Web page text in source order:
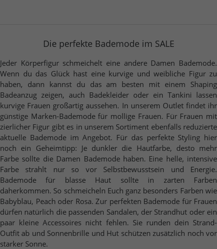
Die perfekte Bademode im SALE
Jeder Körperfigur schmeichelt eine andere Damen Bademode.
Wenn du das Glück hast eine kurvige und weibliche Figur zu
haben, dann kannst du das am besten mit einem Shaping
Badeanzug zeigen, auch Badekleider oder ein Tankini lassen
kurvige Frauen großartig aussehen. In unserem Outlet findet ihr
günstige Marken-Bademode für mollige Frauen. Für Frauen mit
zierlicher Figur gibt es in unserem Sortiment ebenfalls reduzierte
aktuelle Bademode im Angebot. Für das perfekte Styling hier
noch ein Geheimtipp: Je dunkler die Hautfarbe, desto mehr
Farbe sollte die Damen Bademode haben. Eine helle, intensive
Farbe strahlt nur so vor Selbstbewusstsein und Energie.
Bademode für blasse Haut sollte in zarten Farben
daherkommen. So schmeicheln Euch ganz besonders Farben wie
Babyblau, Peach oder Rosa. Zur perfekten Bademode für Frauen
dürfen natürlich die passenden Sandalen, der Strandhut oder ein
paar kleine Accessoires nicht fehlen. Sie runden dein Strand-
Outfit ab und Sonnenbrille und Hut schützen zusätzlich noch vor
starker Sonne.